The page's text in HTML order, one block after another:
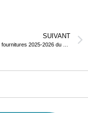
SUIVANT